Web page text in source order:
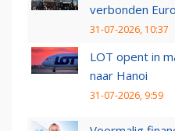
verbonden
31-07-2026, 10:37
LOT opent in
naar Hanoi
31-07-2026, 9:59